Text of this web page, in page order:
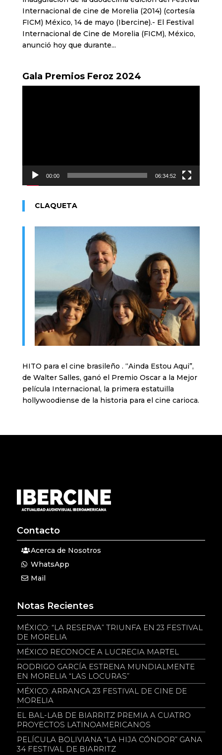
Internacional de cine de Morelia (2014) (cortesía
FICM) México, 14 de mayo (Ibercine).- El Festival
Internacional de Cine de Morelia (FICM), México,
anunció hoy que durante...
Gala Premios Feroz 2024
00:00 06:34:52
CLAQUETA
HITO para el cine brasileño . “Ainda Estou Aqui”,
de Walter Salles, ganó el Premio Oscar a la Mejor
película Internacional, la primera estatuilla
hollywoodiense de la historia para el cine carioca.
Contacto
Acerca de Nosotros
WhatsApp
Mail
Notas Recientes
MÉXICO: “LA RESERVA” TRIUNFA EN 23 FESTIVAL
DE MORELIA
MÉXICO RECONOCE A LUCRECIA MARTEL
RODRIGO GARCÍA ESTRENA MUNDIALMENTE
EN MORELIA “LAS LOCURAS”
MÉXICO: ARRANCA 23 FESTIVAL DE CINE DE
MORELIA
EL BAL-LAB DE BIARRITZ PREMIA A CUATRO
PROYECTOS LATINOAMERICANOS
PELÍCULA BOLIVIANA “LA HIJA CÓNDOR” GANA
34 FESTIVAL DE BIARRITZ